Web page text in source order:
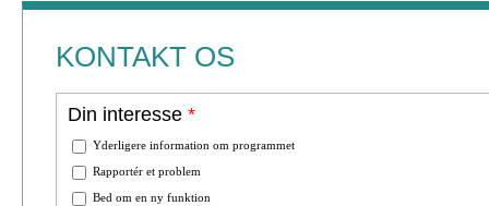
KONTAKT OS
Din interesse *
Yderligere information om programmet
Rapportér et problem
Bed om en ny funktion